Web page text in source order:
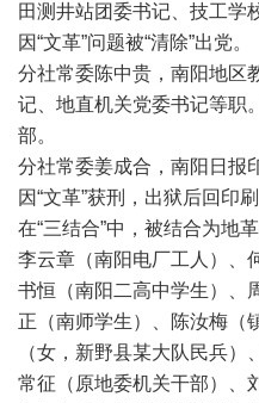
田测井站团委书记、技工学
因“文革”问题被“清除”出党。
分社常委陈中贵，南阳地区
记、地直机关党委书记等职
部。
分社常委姜成合，南阳日报
因“文革”获刑，出狱后回印
在“三结合”中，被结合为地
李云章（南阳电厂工人）、
书恒（南阳二高中学生）、
正（南师学生）、陈汝梅（
（女，新野县某大队民兵）
常征（原地委机关干部）、